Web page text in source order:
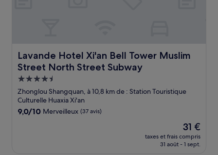
Lavande Hotel Xi'an Bell Tower Muslim
Street North Street Subway
Lavande Hotel Xi'an Bell Tower Muslim Street North
Hébergement
4.5 étoiles
Zhonglou Shangquan, à 10,8 km de : Station Touristique
Culturelle Huaxia Xi'an
9.0
9,0/10 Merveilleux (37 avis)
Le
nouveau
prix
31 €
taxes et frais compris
31 août - 1 sept.